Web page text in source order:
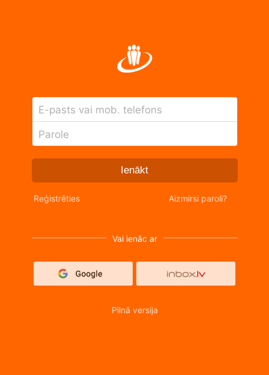
E-pasts vai mob. telefons
Parole
Ienākt
Reģistrēties Aizmirsi paroli?
Vai ienāc ar
Pilnā versija